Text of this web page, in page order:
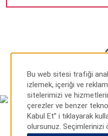
HARITA VE
Bu web sitesi trafiği
izlemek, içeriği ve
sitelerimizi ve
çerezler ve benzer
Kabul Et” i tıklayarak
olursunuz. Seçimlerinizi